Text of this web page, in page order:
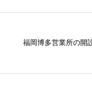
福岡博多営業所の開